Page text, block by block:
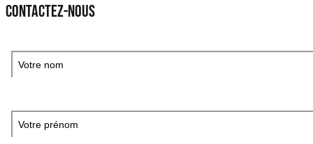
CONTACTEZ-NOUS